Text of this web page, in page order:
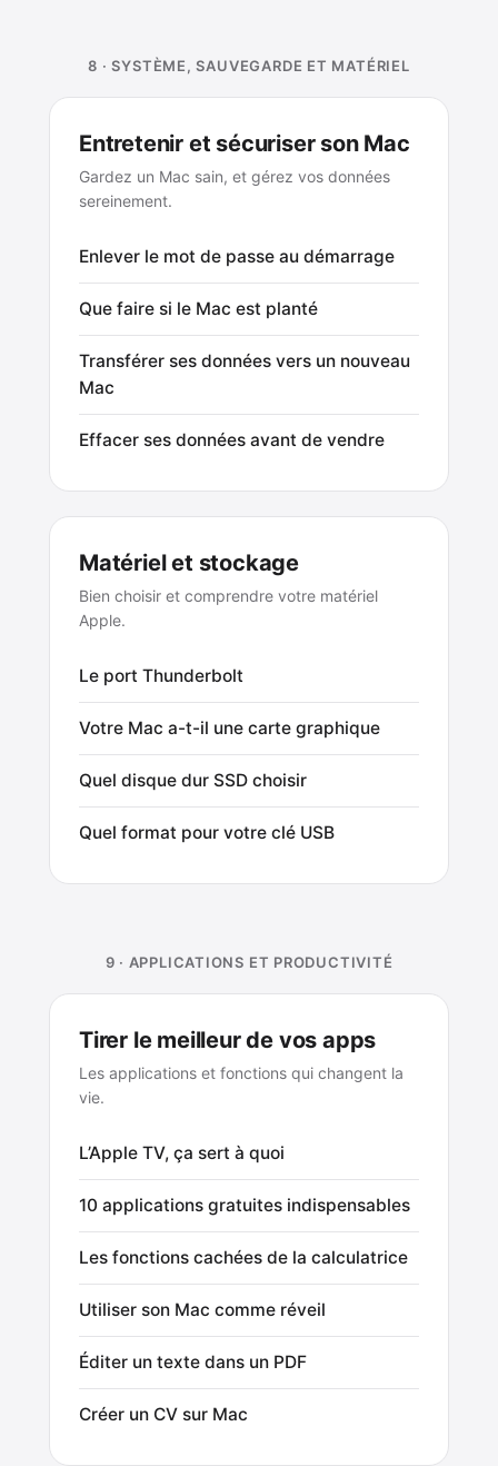
8 · SYSTÈME, SAUVEGARDE ET MATÉRIEL
Entretenir et sécuriser son Mac
Gardez un Mac sain, et gérez vos données
sereinement.
Enlever le mot de passe au démarrage
Que faire si le Mac est planté
Transférer ses données vers un nouveau
Mac
Effacer ses données avant de vendre
Matériel et stockage
Bien choisir et comprendre votre matériel
Apple.
Le port Thunderbolt
Votre Mac a-t-il une carte graphique
Quel disque dur SSD choisir
Quel format pour votre clé USB
9 · APPLICATIONS ET PRODUCTIVITÉ
Tirer le meilleur de vos apps
Les applications et fonctions qui changent la
vie.
L’Apple TV, ça sert à quoi
10 applications gratuites indispensables
Les fonctions cachées de la calculatrice
Utiliser son Mac comme réveil
Éditer un texte dans un PDF
Créer un CV sur Mac